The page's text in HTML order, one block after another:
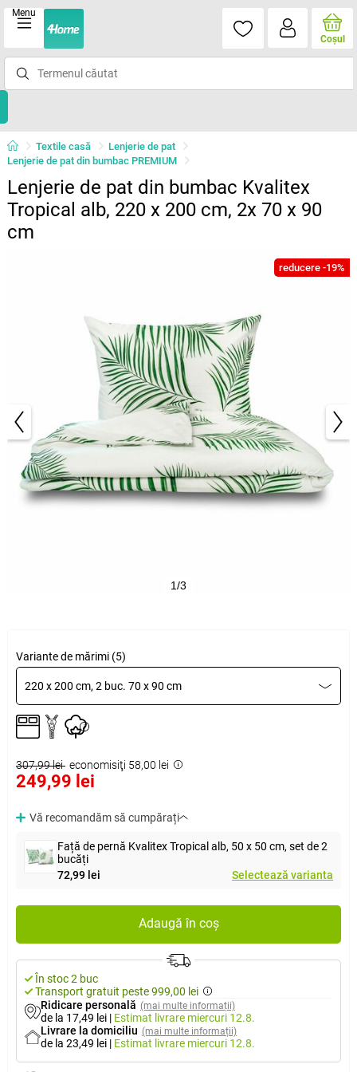
Menu
Coşul
Textile casă
Lenjerie de pat
Lenjerie de pat din bumbac PREMIUM
Lenjerie de pat din bumbac Kvalitex
Tropical alb, 220 x 200 cm, 2x 70 x 90
cm
reducere -19%
1/3
Variante de mărimi (5)
220 x 200 cm, 2 buc. 70 x 90 cm
307,99 lei economisiţi 58,00 lei
249,99 lei
Vă recomandăm să cumpărați
Față de pernă Kvalitex Tropical alb, 50 x 50 cm, set de 2
bucăți
72,99 lei
Selectează varianta
Adaugă în coș
În stoc 2 buc
Transport gratuit peste 999,00 lei
Ridicare personală (mai multe informații)
de la 17,49 lei | Estimat livrare miercuri 12.8.
Livrare la domiciliu (mai multe informații)
de la 23,49 lei | Estimat livrare miercuri 12.8.